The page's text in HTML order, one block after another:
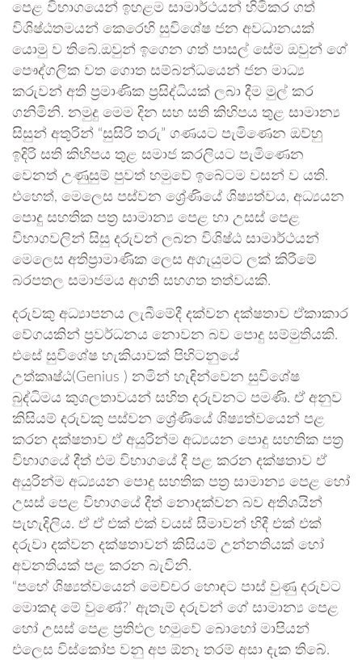
පෙළ විභාගයෙන් ඉහළම සාමාර්ථයන් හිමිකර ගත්
විශිෂ්ඨතමයන් කෙරෙහි සුවිශේෂ ජන අවධානයක්
යොමු ව තිබේ.ඔවුන් ඉගෙන ගත් පාසල් සේම ඔවුන් ගේ
පෞද්ගලික වත ගොත සම්බන්ධයෙන් ජන මාධ්‍ය
කරුවන් අති ප්‍රමාණික ප්‍රසිද්ධියක් ලබා දීම මුල් කර
ගනිමිනි. නමුදු මෙම දින සහ සති කිහිපය තුළ සාමාන්‍ය
සිසුන් අතුරින් “සුසිරි තරු” ගණයට පැමිණෙන ඔව්හු
ඉදිරි සති කිහිපය තුළ සමාජ කරලියට පැමිණෙන
වෙනත් උණුසුම් පුවත් හමුවේ ඉබේටම වසන් ව යති.
එහෙත්, මෙලෙස පස්වන ශ්‍රේණියේ ශිෂ්‍යත්වය, අධ්‍යයන
පොදු සහතික පත්‍ර සාමාන්‍ය පෙළ හා උසස් පෙළ
විභාගවලින් සිසු දරුවන් ලබන විශිෂ්ඨ සාමාර්ථයන්
මෙලෙස අතිප්‍රාමාණික ලෙස අගැයුමට ලක් කිරීමේ
බරපතල සමාජමය අගති සහගත තත්වයකි.
දරුවකු අධ්‍යාපනය ලැබීමේදී දක්වන දක්ෂතාව ඒකාකාර
වේගයකින් ප්‍රවර්ධනය නොවන බව පොදු සම්මුතියකි.
එසේ සුවිශේෂ හැකියාවක් පිහිටනුයේ
උත්කෘෂ්ඨ(Genius ) නමින් හැඳින්වෙන සුවිශේෂ
බුද්ධිමය කුශලතාවයන් සහිත දරුවනට පමණි. ඒ අනුව
කිසියම් දරුවකු පස්වන ශ්‍රේණියේ ශිෂ්‍යත්වයෙන් පළ
කරන දක්ෂතාව ඒ අයුරින්ම අධ්‍යයන පොදු සහතික පත්‍ර
විභාගයේ දීත් එම විභාගයේ දී පළ කරන දක්ෂතාව ඒ
අයුරින්ම අධ්‍යයන පොදු සහතික පත්‍ර සාමාන්‍ය පෙළ හෝ
උසස් පෙළ විභාගයේ දීත් නොදක්වන බව අතිශයින්
පැහැදිලිය. ඒ ඒ එක් එක් වයස් සීමාවන් හිදී එක් එක්
දරුවා දක්වන දක්ෂතාවන් කිසියම් උන්නතියක් හෝ
අවනතියක් පළ කරන බැවිනි.
“පහේ ශිෂ්‍යත්වයෙන් මෙච්චර හොඳට පාස් වුණු දරුවට
මොකද මේ වුණේ?’ ඇතැම් දරුවන් ගේ සාමාන්‍ය පෙළ
හෝ උසස් පෙළ ප්‍රතිඵල හමුවේ බොහෝ මාපියන්
එලෙස විස්කෝප වනු අප ඕනෑ තරම් අසා දැක තිබේ.